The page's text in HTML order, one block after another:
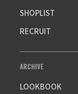
SHOPLIST
RECRUIT
ARCHIVE
LOOKBOOK